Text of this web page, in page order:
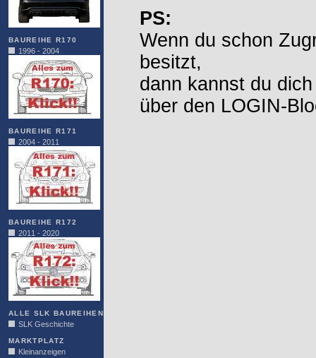
BAUREIHE R170
1996 - 2004
BAUREIHE R171
2004 - 2011
BAUREIHE R172
2011 - 2020
ALLE SLK BAUREIHEN
SLK Geschichte
MARKTPLATZ
Kleinanzeigen
PS:
Wenn du schon
besitzt,
dann kannst du
über den LOGIN-